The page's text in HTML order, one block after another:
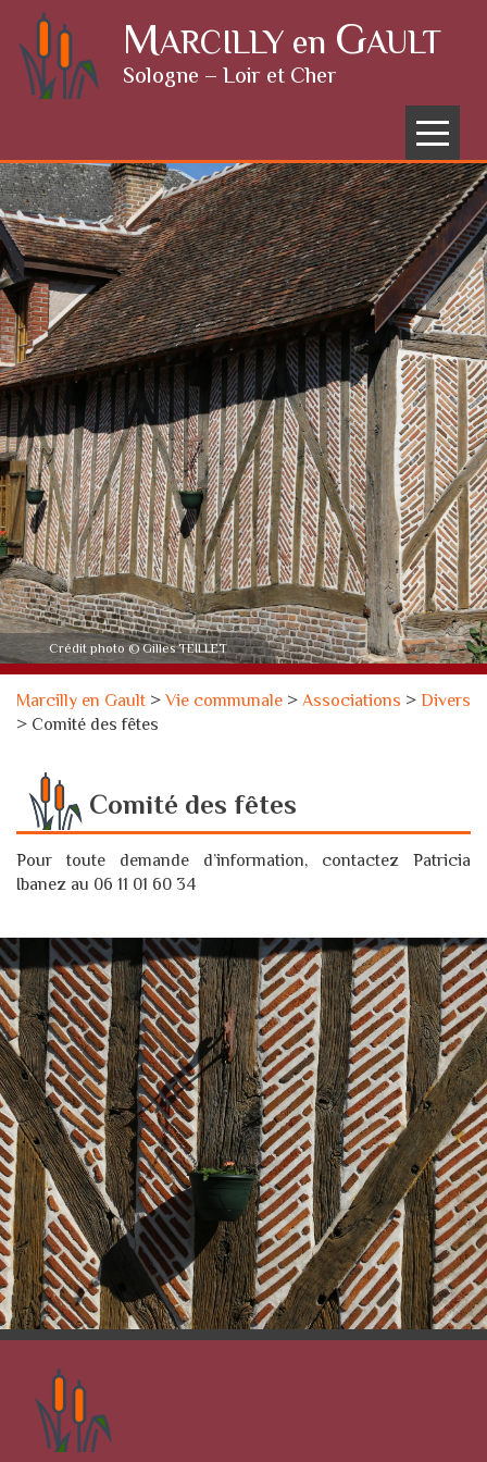
Skip to content MARCILLY en GAULT
Sologne – Loir et Cher
Menu
Crédit photo © Gilles TEILLET
Marcilly en Gault >Vie communale >Associations >Divers
> Comité des fêtes
Comité des fêtes
Pour toute demande d’information, contactez Patricia
Ibanez au 06 11 01 60 34